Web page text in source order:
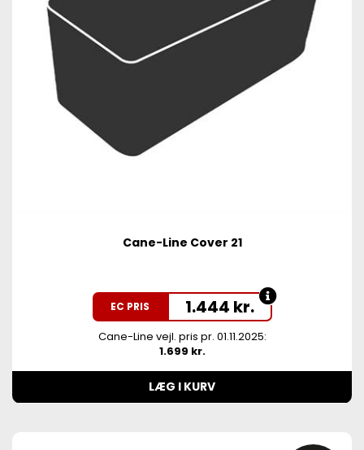
Cane-Line Cover 21
EC PRIS 1.444 kr.
Cane-Line vejl. pris pr. 01.11.2025:
1.699 kr.
LÆG I KURV